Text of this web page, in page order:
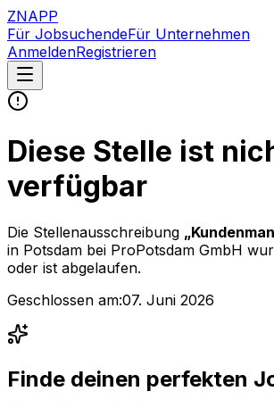
ZNAPP
Für JobsuchendeFür Unternehmen
AnmeldenRegistrieren
Diese Stelle ist
verfügbar
Die Stellenausschreibung „
in Potsdam bei ProPotsdam GmbH
oder ist abgelaufen.
Geschlossen am:07. Juni 2026
Finde deinen perfekten